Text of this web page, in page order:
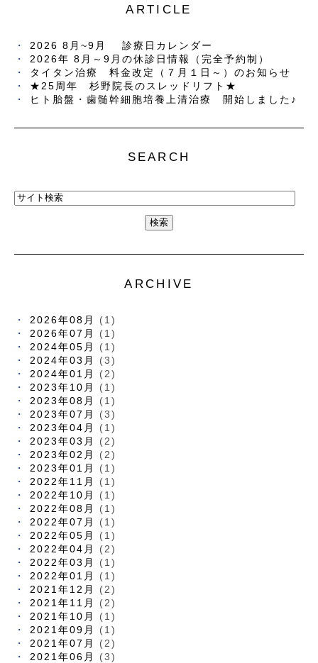
ARTICLE
2026 8月~9月 診療日カレンダー
2026年 8月～9月の休診日情報（完全予約制）
タイタン治療 料金改定（７月１日～）のお知らせ
★25周年 杉野院長のスレッドリフト★
ヒト胎盤・歯髄幹細胞培養上清治療 開始しました♪
SEARCH
ARCHIVE
2026年08月
(1)
2026年07月
(1)
2024年05月
(1)
2024年03月
(3)
2024年01月
(2)
2023年10月
(1)
2023年08月
(1)
2023年07月
(3)
2023年04月
(1)
2023年03月
(2)
2023年02月
(2)
2023年01月
(1)
2022年11月
(1)
2022年10月
(1)
2022年08月
(1)
2022年07月
(1)
2022年05月
(1)
2022年04月
(2)
2022年03月
(1)
2022年01月
(1)
2021年12月
(2)
2021年11月
(2)
2021年10月
(1)
2021年09月
(1)
2021年07月
(2)
2021年06月
(3)